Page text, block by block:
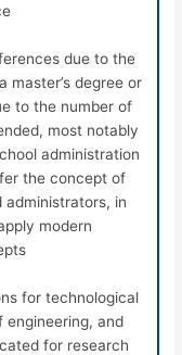
due to the
master’s degree or
to the number of
most notably
administration
the concept of
administrators, in
modern
for technological
engineering, and
for research